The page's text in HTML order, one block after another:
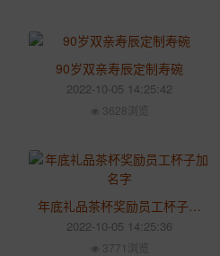
90岁双亲寿辰定制寿碗
2022-10-05 14:25:42
3628浏览
年底礼品茶杯奖励员工杯子加名字
2022-10-05 14:25:36
3771浏览